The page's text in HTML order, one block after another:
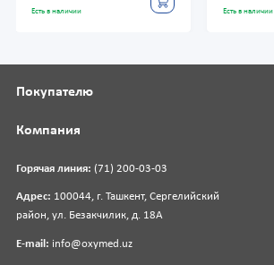
Есть в наличии Есть в наличии
Горячая линия: (71) 200-03-03
Адрес: 100044, г. Ташкент, Сергелийский
район, ул. Безакчилик, д. 18А
E-mail: info@oxymed.uz
Покупателю
Компания